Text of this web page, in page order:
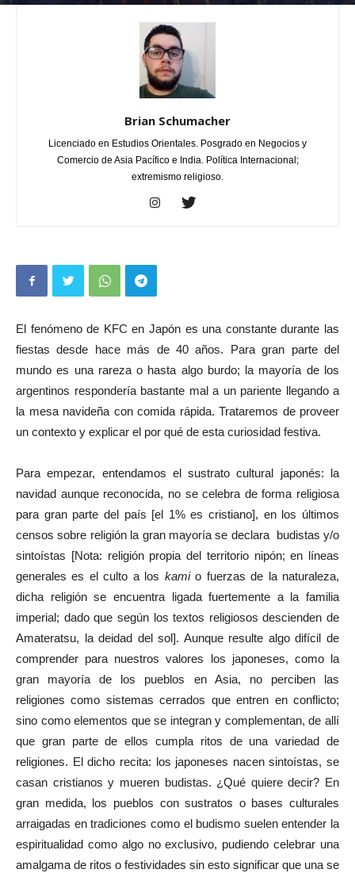
Por Brian Schumacher - marzo 1, 2018 1
Brian Schumacher
Licenciado en Estudios Orientales. Posgrado en Negocios y
Comercio de Asia Pacífico e India. Política Internacional;
extremismo religioso.
El fenómeno de KFC en Japón es una constante durante las
fiestas desde hace más de 40 años. Para gran parte del
mundo es una rareza o hasta algo burdo; la mayoría de los
argentinos respondería bastante mal a un pariente llegando a
la mesa navideña con comida rápida. Trataremos de proveer
un contexto y explicar el por qué de esta curiosidad festiva.
Para empezar, entendamos el sustrato cultural japonés: la
navidad aunque reconocida, no se celebra de forma religiosa
para gran parte del país [el 1% es cristiano], en los últimos
censos sobre religión la gran mayoría se declara budistas y/o
sintoístas [Nota: religión propia del territorio nipón; en líneas
generales es el culto a los kamio fuerzas de la naturaleza,
dicha religión se encuentra ligada fuertemente a la familia
imperial; dado que según los textos religiosos descienden de
Amateratsu, la deidad del sol]. Aunque resulte algo difícil de
comprender para nuestros valores los japoneses, como la
gran mayoría de los pueblos en Asia, no perciben las
religiones como sistemas cerrados que entren en conflicto;
sino como elementos que se integran y complementan, de allí
que gran parte de ellos cumpla ritos de una variedad de
religiones. El dicho recita: los japoneses nacen sintoístas, se
casan cristianos y mueren budistas. ¿Qué quiere decir? En
gran medida, los pueblos con sustratos o bases culturales
arraigadas en tradiciones como el budismo suelen entender la
espiritualidad como algo no exclusivo, pudiendo celebrar una
amalgama de ritos o festividades sin esto significar que una se